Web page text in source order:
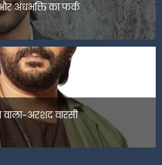
अंधभक्ति का फर्क
वाला-अरशद वारसी